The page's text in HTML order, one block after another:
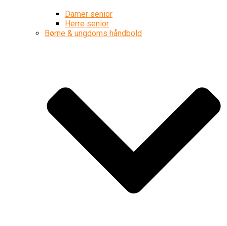
Damer senior
Herre senior
Børne & ungdoms håndbold